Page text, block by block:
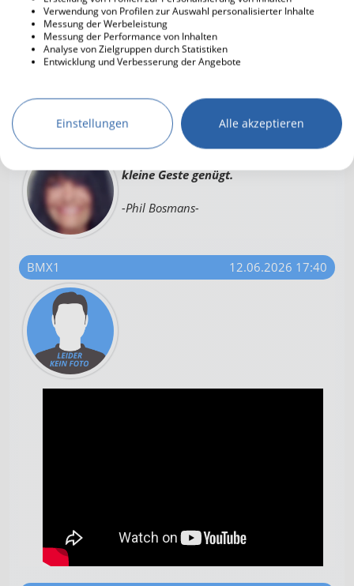
BMX* Was dir alles so passiert....😧
🙊
israelgreece2019
12.06.2026 17:38
kleine Geste genügt.
-Phil Bosmans-
BMX1 12.06.2026 17:40
Verwendung von Profilen zur Auswahl personalisierter Inhalte
Messung der Werbeleistung
Messung der Performance von Inhalten
Analyse von Zielgruppen durch Statistiken
Entwicklung und Verbesserung der Angebote
Einstellungen Alle akzeptieren